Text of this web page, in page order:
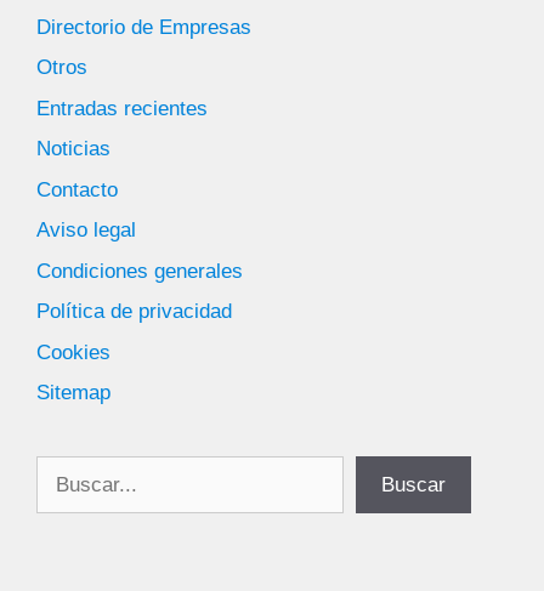
Directorio de Empresas
Otros
Entradas recientes
Noticias
Contacto
Aviso legal
Condiciones generales
Política de privacidad
Cookies
Sitemap
Buscar